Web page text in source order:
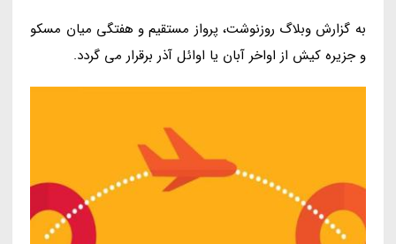
به گزارش وبلاگ روزنوشت، پرواز مستقیم و هفتگی میان مسکو
و جزیره کیش از اواخر آبان یا اوائل آذر برقرار می گردد.